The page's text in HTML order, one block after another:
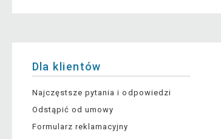
Dla klientów
Najczęstsze pytania i odpowiedzi
Odstąpić od umowy
Formularz reklamacyjny